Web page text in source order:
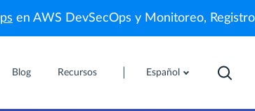
en AWS DevSecOps y Monitoreo,
Blog Recursos Español